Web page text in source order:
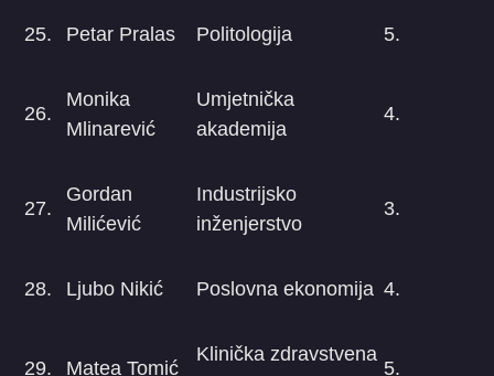
25. Petar Pralas Politologija 5.
26.
Monika
Mlinarević
Umjetnička
akademija
4.
27.
Gordan
Milićević
Industrijsko
inženjerstvo
3.
28. Ljubo Nikić Poslovna ekonomija 4.
29. Matea Tomić
Klinička zdravstvena
5.